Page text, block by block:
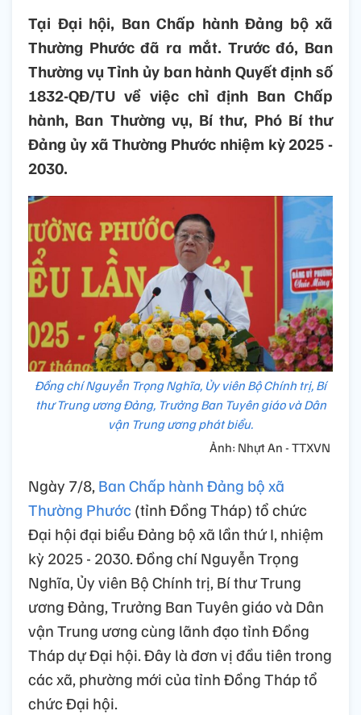
Tại Đại hội, Ban Chấp hành Đảng bộ xã
Thường Phước đã ra mắt. Trước đó, Ban
Thường vụ Tỉnh ủy ban hành Quyết định số
1832-QĐ/TU về việc chỉ định Ban Chấp
hành, Ban Thường vụ, Bí thư, Phó Bí thư
Đảng ủy xã Thường Phước nhiệm kỳ 2025 -
2030.
Đồng chí Nguyễn Trọng Nghĩa, Ủy viên Bộ Chính trị, Bí
thư Trung ương Đảng, Trưởng Ban Tuyên giáo và Dân
vận Trung ương phát biểu.
Ảnh: Nhựt An - TTXVN
Ngày 7/8, Ban Chấp hành Đảng bộ xã
Thường Phước (tỉnh Đồng Tháp) tổ chức
Đại hội đại biểu Đảng bộ xã lần thứ I, nhiệm
kỳ 2025 - 2030. Đồng chí Nguyễn Trọng
Nghĩa, Ủy viên Bộ Chính trị, Bí thư Trung
ương Đảng, Trưởng Ban Tuyên giáo và Dân
vận Trung ương cùng lãnh đạo tỉnh Đồng
Tháp dự Đại hội. Đây là đơn vị đầu tiên trong
các xã, phường mới của tỉnh Đồng Tháp tổ
chức Đại hội.